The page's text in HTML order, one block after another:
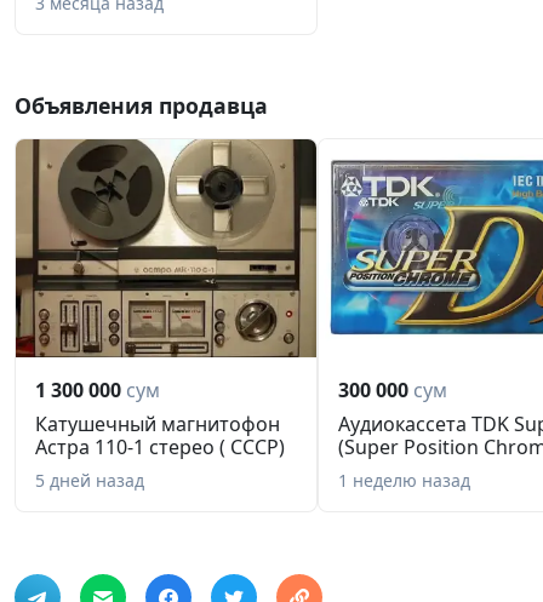
Объявления продавца
1 300 000 сум
Катушечный магнитофон
Астра 110-1 стерео ( СССР)
5 дней назад
300 000 сум
Аудиокассета TDK
(Super Position
1 неделю назад